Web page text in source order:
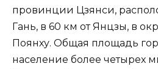
провинции Цзянси,
Гань, в 60 км от Янцзы, в
Поянху. Общая площадь
население более четырех